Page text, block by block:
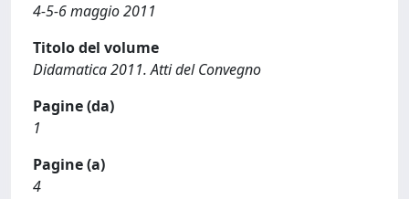
4-5-6 maggio 2011
Titolo del volume
Didamatica 2011. Atti del Convegno
Pagine (da)
1
Pagine (a)
4